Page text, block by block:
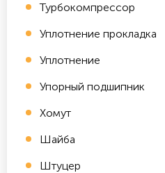
Турбокомпрессор
Уплотнение прокладка
Уплотнение
Упорный подшипник
Хомут
Шайба
Штуцер